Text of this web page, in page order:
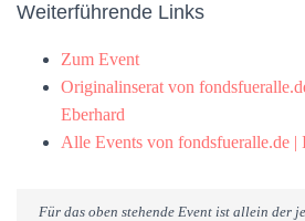
Weiterführende Links
Zum Event
Originalinserat von
Eberhard
Alle Events von fondsfueralle.de |
Für das oben stehende Event ist allein der